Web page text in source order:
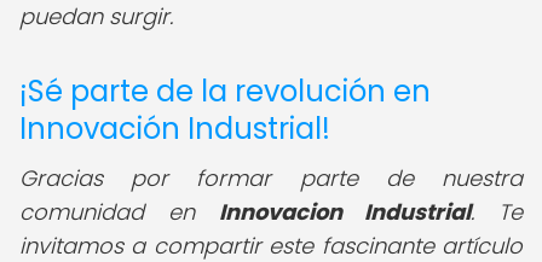
puedan surgir.
¡Sé parte de la revolución en
Innovación Industrial!
Gracias por formar parte de nuestra
comunidad en Innovacion Industrial. Te
invitamos a compartir este fascinante artículo